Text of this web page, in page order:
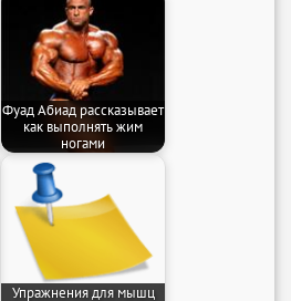
Фуад Абиад рассказывает
как выполнять жим
ногами
Упражнения для мышц